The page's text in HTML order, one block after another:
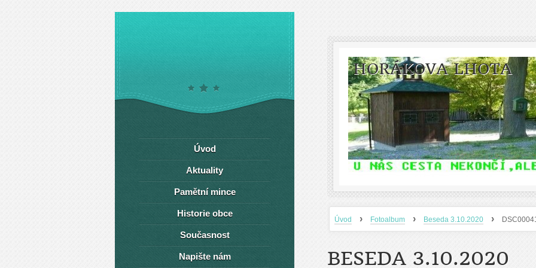
HORÁKOVA LHOTA
Úvod › Fotoalbum › Beseda 3.10.2020 ›
BESEDA 3.10.2020
Úvod
Aktuality
Pamětní mince
Historie obce
Současnost
Napište nám